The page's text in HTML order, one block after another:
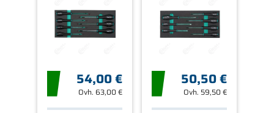
54,00 €
Ovh. 63,00 €
50,50 €
Ovh. 59,50 €